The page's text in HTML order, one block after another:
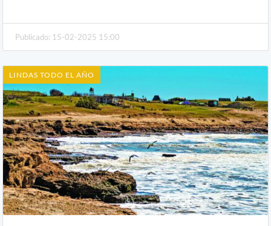
Publicado: 15-02-2025 15:00
LINDAS TODO EL AÑO